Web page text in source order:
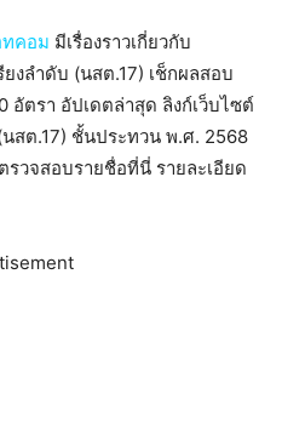
คอม มีเรื่องราวเกี่ยวกับ
งลำดับ (นสต.17) เช็กผลสอบ
อัตรา อัปเดตล่าสุด ลิงก์เว็บไซต์
สต.17) ชั้นประทวน พ.ศ. 2568
วจสอบรายชื่อที่นี่ รายละเอียด